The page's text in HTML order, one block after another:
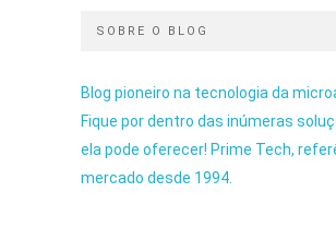
SOBRE O BLOG
Blog pioneiro na tecnologia da
Fique por dentro das inúmeras
ela pode oferecer! Prime Tech,
mercado desde 1994.